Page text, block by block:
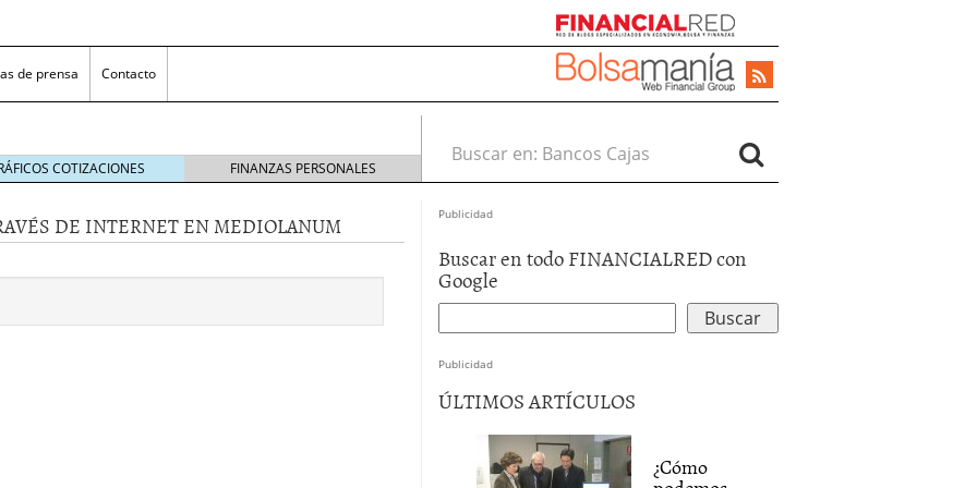
de prensa Contacto
bancarias
hacer ganar a los clientes
opciones para conseguir efectivo
COTIZACIONES FINANZAS PERSONALES
Buscar en:
DE INTERNET EN MEDIOLANUM Publicidad
Buscar en todo FINANCIALRED con
Google
Publicidad
ÚLTIMOS ARTÍCULOS
¿Cómo